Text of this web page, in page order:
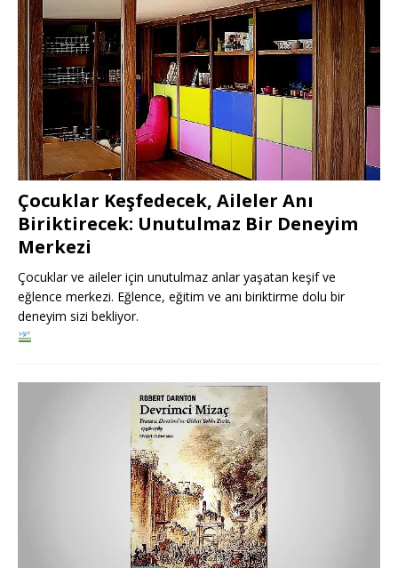
Çocuklar Keşfedecek, Aileler Anı
Biriktirecek: Unutulmaz Bir Deneyim
Merkezi
Çocuklar ve aileler için unutulmaz anlar yaşatan keşif ve
eğlence merkezi. Eğlence, eğitim ve anı biriktirme dolu bir
deneyim sizi bekliyor.